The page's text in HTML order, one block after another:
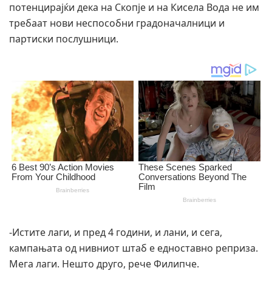
потенцирајќи дека на Скопје и на Кисела Вода не им
требаат нови неспособни градоначалници и
партиски послушници.
-Истите лаги, и пред 4 години, и лани, и сега,
кампањата од нивниот штаб е едноставно реприза.
Мега лаги. Нешто друго, рече Филипче.